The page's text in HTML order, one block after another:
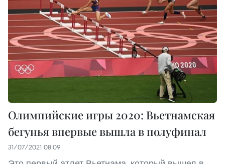
Олимпийские игры 2020: Вьетнамская
бегунья впервые вышла в полуфинал
31/07/2021 08:09